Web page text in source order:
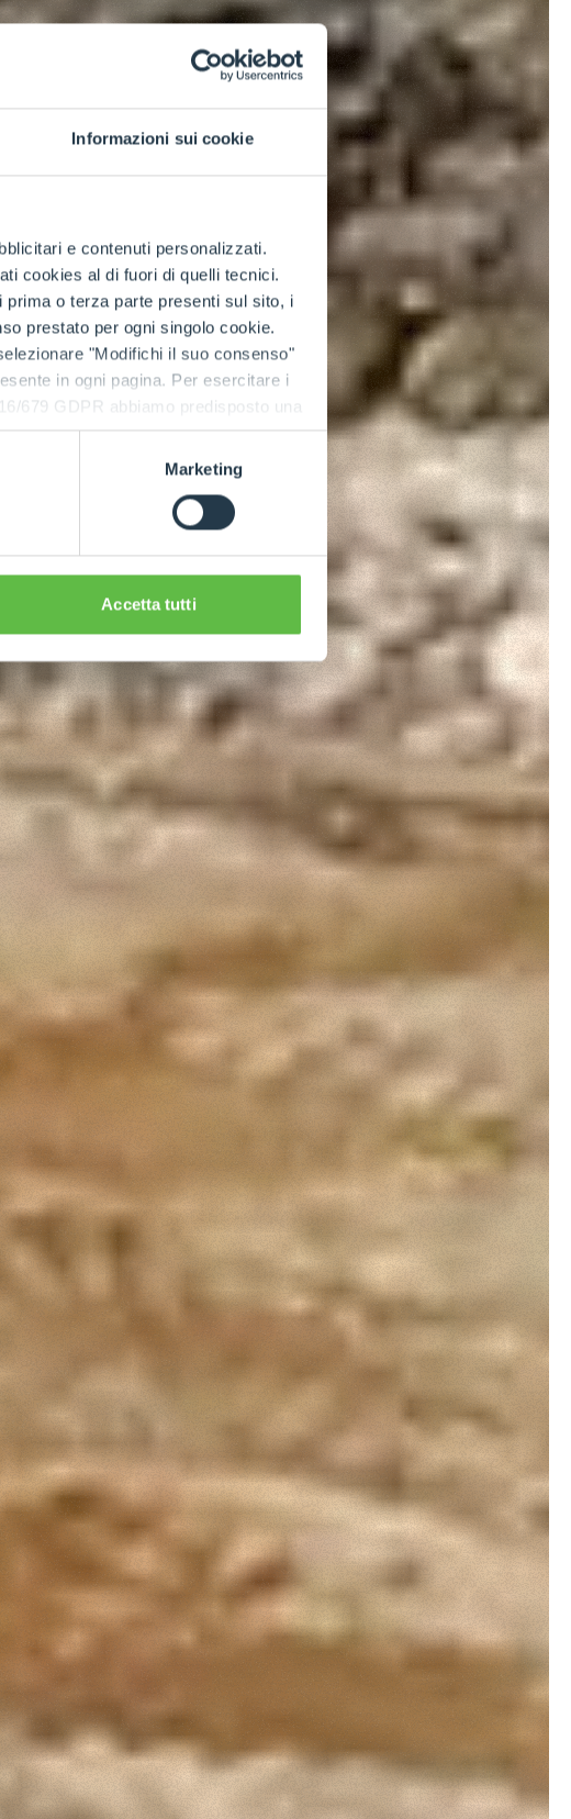
Informazioni sui cookie
e contenuti personalizzati.
cookies al di fuori di quelli tecnici.
o terza parte presenti sul sito, i
prestato per ogni singolo cookie.
"Modifichi il suo consenso"
in ogni pagina. Per esercitare i
679 GDPR abbiamo predisposto una
Marketing
Accetta tutti